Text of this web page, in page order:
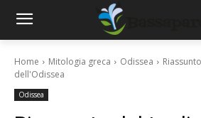
Home Mitologia greca Odissea
dell'Odissea
Odissea